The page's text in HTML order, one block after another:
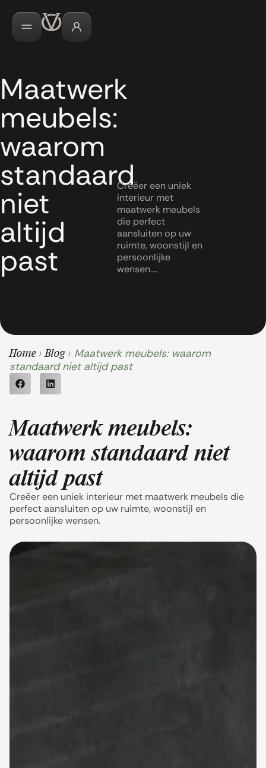
Maatwerk
meubels:
waarom
standaard
niet
altijd
past
Creëer een uniek
interieur met
maatwerk meubels
die perfect
aansluiten op uw
ruimte, woonstijl en
persoonlijke
wensen….
Home >Blog > Maatwerk meubels: waarom
standaard niet altijd past
Maatwerk meubels:
waarom standaard niet
altijd past
Creëer een uniek interieur met maatwerk meubels die
perfect aansluiten op uw ruimte, woonstijl en
persoonlijke wensen.